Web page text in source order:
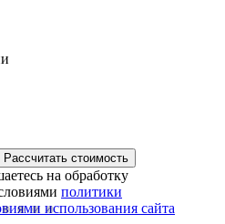
Рассчитать стоимость
на обработку
политики
использования сайта